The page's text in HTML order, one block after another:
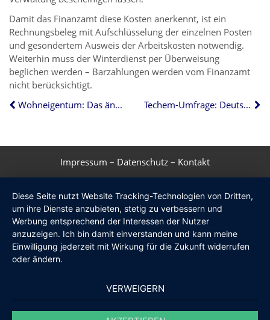
Damit das Finanzamt diese Kosten anerkennt, ist ein
Rechnungsbeleg mit Aufschlüsselung der einzelnen Posten
und gesondertem Ausweis der Arbeitskosten notwendig.
Weiterhin muss der Winterdienst per Überweisung
beglichen werden – Barzahlungen werden vom Finanzamt
nicht berücksichtigt.
Wohneigentum: Das ändert sich im Jahr 2025
Techem-Umfrage: Deutsche achten verstärkt auf ihren Energieverbrauch
Impressum – Datenschutz – Kontakt
Diese Seite nutzt Website Tracking-Technologien von Dritten,
um ihre Dienste anzubieten, stetig zu verbessern und
Werbung entsprechend der Interessen der Nutzer
anzuzeigen. Ich bin damit einverstanden und kann meine
Einwilligung jederzeit mit Wirkung für die Zukunft widerrufen
oder ändern.
VERWEIGERN